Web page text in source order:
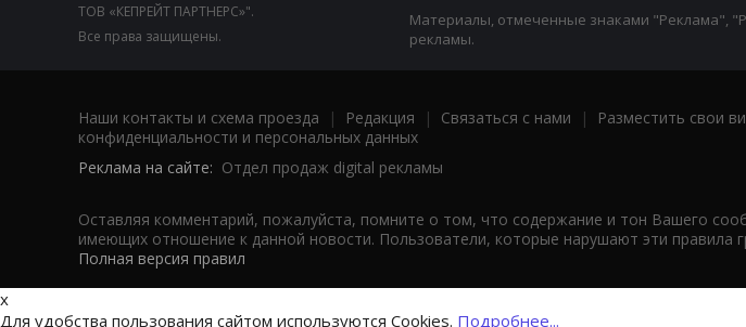
ТОВ «КЕПРЕЙТ ПАРТНЕРС»".
Все права защищены.
Материалы, отмеченные знаками "Реклама",
рекламы.
Наши контакты и схема проезда | Редакция | Связаться с нами | Разместить свои
конфиденциальности и персональных данных
Реклама на сайте: Отдел продаж digital рекламы
Оставляя комментарий, пожалуйста, помните о том, что содержание и тон Вашего
имеющих отношение к данной новости. Пользователи, которые нарушают эти правила
Полная версия правил
x
Для удобства пользования сайтом используются Cookies. Подробнее...